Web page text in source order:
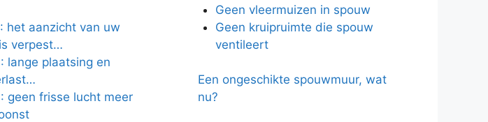
het aanzicht van uw
verpest…
lange plaatsing en
geen frisse lucht meer
Geen vleermuizen in spouw
Geen kruipruimte die spouw
ventileert
Een ongeschikte spouwmuur, wat
nu?